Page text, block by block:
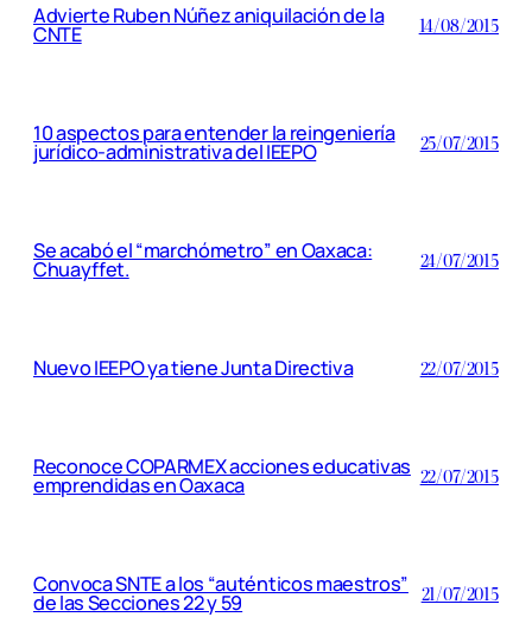
Advierte Ruben Núñez aniquilación de la
CNTE 14/08/2015
10 aspectos para entender la reingeniería
jurídico-administrativa del IEEPO 25/07/2015
Se acabó el “marchómetro” en Oaxaca:
Chuayffet. 24/07/2015
Nuevo IEEPO ya tiene Junta Directiva 22/07/2015
Reconoce COPARMEX acciones educativas
emprendidas en Oaxaca 22/07/2015
Convoca SNTE a los “auténticos maestros”
de las Secciones 22 y 59 21/07/2015